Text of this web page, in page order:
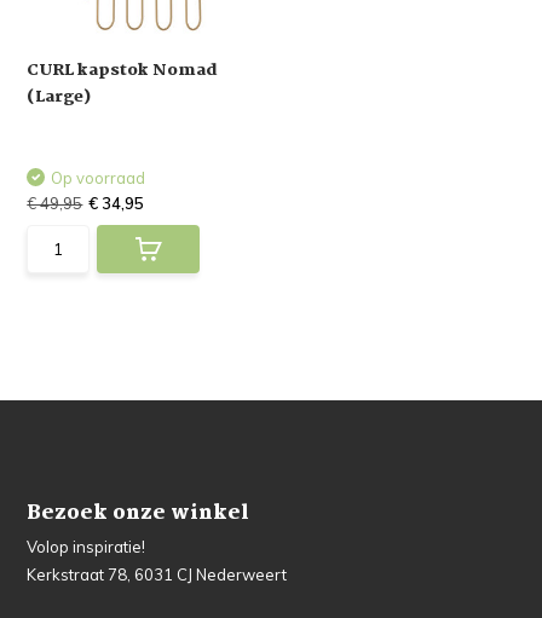
CURL kapstok Nomad
(Large)
Op voorraad
€ 49,95 € 34,95
Bezoek onze winkel
Volop inspiratie!
Kerkstraat 78, 6031 CJ Nederweert